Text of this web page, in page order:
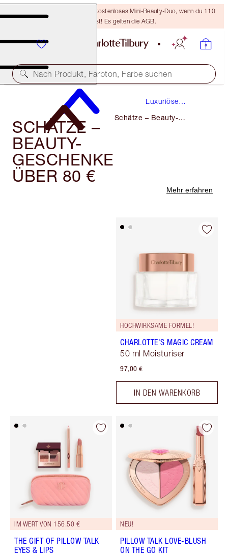
LETZTE CHANCE! Erhalte ein kostenloses Mini-Beauty-Duo, wenn du 110
€ ausgibst! Es gelten die AGB.
Nach Produkt, Farbton, Farbe suchen
Luxuriöse
Schätze – Beauty-
SCHÄTZE –
BEAUTY-
GESCHENKE
ÜBER 80 €
Mehr erfahren
HOCHWIRKSAME FORMEL!
CHARLOTTE'S MAGIC CREAM
50 ml Moisturiser
97,00 €
IN DEN WARENKORB
IM WERT VON 156.50 €
THE GIFT OF PILLOW TALK
EYES & LIPS
NEU!
PILLOW TALK LOVE-BLUSH
ON THE GO KIT